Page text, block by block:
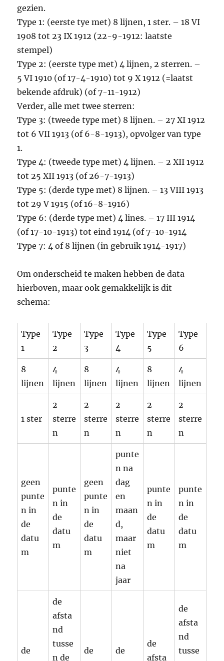
gezien.
Type 1: (eerste tye met) 8 lijnen, 1 ster. – 18 VI
1908 tot 23 IX 1912 (22-9-1912: laatste
stempel)
Type 2: (eerste type met) 4 lijnen, 2 sterren. –
5 VI 1910 (of 17-4-1910) tot 9 X 1912 (=laatst
bekende afdruk) (of 7-11-1912)
Verder, alle met twee sterren:
Type 3: (tweede type met) 8 lijnen. – 27 XI 1912
tot 6 VII 1913 (of 6-8-1913), opvolger van type
1.
Type 4: (tweede type met) 4 lijnen. – 2 XII 1912
tot 25 XII 1913 (of 26-7-1913)
Type 5: (derde type met) 8 lijnen. – 13 VIII 1913
tot 29 V 1915 (of 16-8-1916)
Type 6: (derde type met) 4 lines. – 17 III 1914
(of 17-10-1913) tot eind 1914 (of 7-10-1914
Type 7: 4 of 8 lijnen (in gebruik 1914-1917)
Om onderscheid te maken hebben de data
hierboven, maar ook gemakkelijk is dit
schema:
Type
1
Type
2
Type
3
Type
4
Type
5
Type
6
8
lijnen
4
lijnen
8
lijnen
4
lijnen
8
lijnen
4
lijnen
1 ster
2
sterre
n
2
sterre
n
2
sterre
n
2
sterre
n
2
sterre
n
geen
punte
n in
de
datu
m
punte
n in
de
datu
m
geen
punte
n in
de
datu
m
punte
n na
dag
en
maan
d,
maar
niet
na
jaar
punte
n in
de
datu
m
punte
n in
de
datu
m
de
de
afsta
nd
tusse
n de
de
de
de
afsta
de
afsta
nd
tusse